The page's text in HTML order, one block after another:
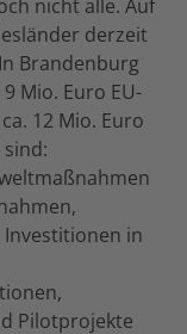
nicht alle. Auf
derzeit
Brandenburg
Mio. Euro EU-
12 Mio. Euro
sind:
in
Pilotprojekte